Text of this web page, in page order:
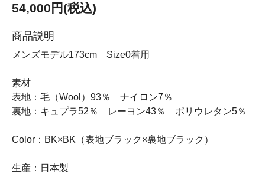
54,000円(税込)
商品説明
メンズモデル173cm Size0着用
素材
表地：毛（Wool）93％ ナイロン7％
裏地：キュプラ52％ レーヨン43％ ポリウレタン5％
Color：BK×BK（表地ブラック×裏地ブラック）
生産：日本製